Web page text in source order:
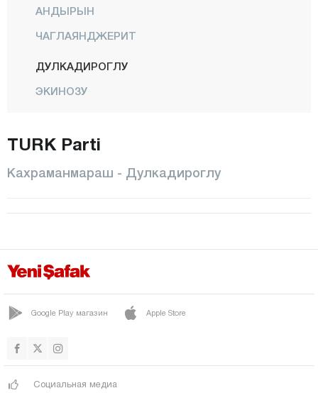
АНДЫРЫН
ЧАГЛАЯНДЖЕРИТ
ДУЛКАДИРОГЛУ
ЭКИНОЗУ
ГЁКСУН
ПАЗАРДЖИК
Карабюк
Карс
Кайсери
Килис
TURK Parti
Кахраманмараш - Дулкадироглу
Google Play магазин Apple Store
Социальная медиа